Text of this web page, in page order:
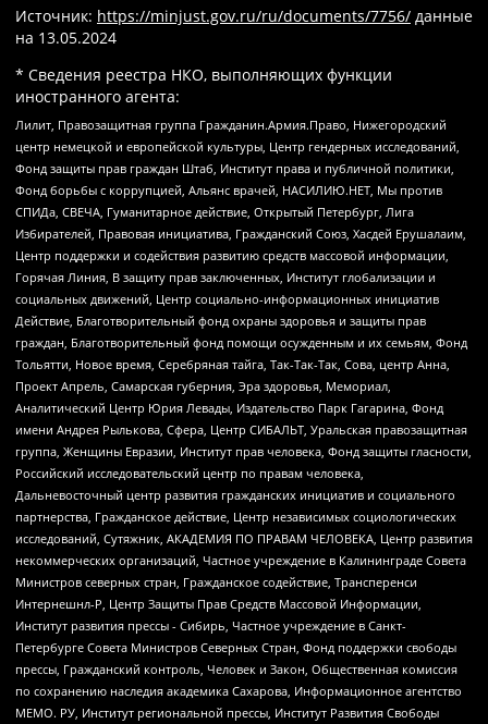
Источник: https://minjust.gov.ru/ru/documents/7756/ данные
на 13.05.2024
* Сведения реестра НКО, выполняющих функции
иностранного агента:
Лилит, Правозащитная группа Гражданин.Армия.Право, Нижегородский
центр немецкой и европейской культуры, Центр гендерных исследований,
Фонд защиты прав граждан Штаб, Институт права и публичной политики,
Фонд борьбы с коррупцией, Альянс врачей, НАСИЛИЮ.НЕТ, Мы против
СПИДа, СВЕЧА, Гуманитарное действие, Открытый Петербург, Лига
Избирателей, Правовая инициатива, Гражданский Союз, Хасдей Ерушалаим,
Центр поддержки и содействия развитию средств массовой информации,
Горячая Линия, В защиту прав заключенных, Институт глобализации и
социальных движений, Центр социально-информационных инициатив
Действие, Благотворительный фонд охраны здоровья и защиты прав
граждан, Благотворительный фонд помощи осужденным и их семьям, Фонд
Тольятти, Новое время, Серебряная тайга, Так-Так-Так, Сова, центр Анна,
Проект Апрель, Самарская губерния, Эра здоровья, Мемориал,
Аналитический Центр Юрия Левады, Издательство Парк Гагарина, Фонд
имени Андрея Рылькова, Сфера, Центр СИБАЛЬТ, Уральская правозащитная
группа, Женщины Евразии, Институт прав человека, Фонд защиты гласности,
Российский исследовательский центр по правам человека,
Дальневосточный центр развития гражданских инициатив и социального
партнерства, Гражданское действие, Центр независимых социологических
исследований, Сутяжник, АКАДЕМИЯ ПО ПРАВАМ ЧЕЛОВЕКА, Центр развития
некоммерческих организаций, Частное учреждение в Калининграде Совета
Министров северных стран, Гражданское содействие, Трансперенси
Интернешнл-Р, Центр Защиты Прав Средств Массовой Информации,
Институт развития прессы - Сибирь, Частное учреждение в Санкт-
Петербурге Совета Министров Северных Стран, Фонд поддержки свободы
прессы, Гражданский контроль, Человек и Закон, Общественная комиссия
по сохранению наследия академика Сахарова, Информационное агентство
МЕМО. РУ, Институт региональной прессы, Институт Развития Свободы